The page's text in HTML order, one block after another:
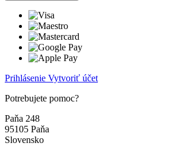
Prihlásenie Vytvoriť účet
Potrebujete pomoc?
Paňa 248
95105 Paňa
Slovensko